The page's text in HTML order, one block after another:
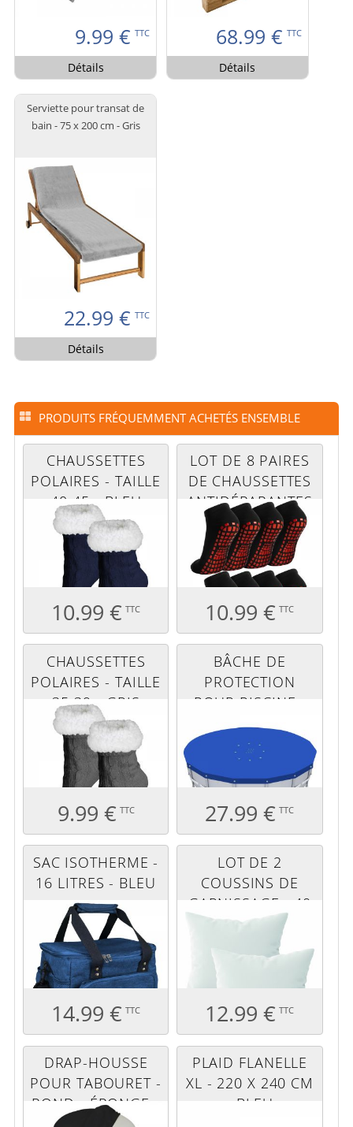
9.99 € TTC
Détails
68.99 € TTC
Détails
Serviette pour transat de
bain - 75 x 200 cm - Gris
22.99 € TTC
Détails
PRODUITS FRÉQUEMMENT ACHETÉS ENSEMBLE
CHAUSSETTES
POLAIRES - TAILLE
40-45 - BLEU
MARINE
10.99 € TTC
LOT DE 8 PAIRES
DE CHAUSSETTES
ANTIDÉRAPANTES
- ENFANT - S -
NOIR
10.99 € TTC
CHAUSSETTES
POLAIRES - TAILLE
35-39 - GRIS
9.99 € TTC
BÂCHE DE
PROTECTION
POUR PISCINE -
RONDE - 3,05 M -
BLEU ET GRIS
27.99 € TTC
SAC ISOTHERME -
16 LITRES - BLEU
14.99 € TTC
LOT DE 2
COUSSINS DE
GARNISSAGE - 40
X 40 CM
12.99 € TTC
DRAP-HOUSSE
POUR TABOURET -
ROND - ÉPONGE -
PLAID FLANELLE
XL - 220 X 240 CM
- BLEU